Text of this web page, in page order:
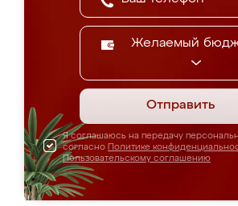
Желаемый
Отправить
Я соглашаюсь на передачу
согласно Политике
Пользовательскому соглашению